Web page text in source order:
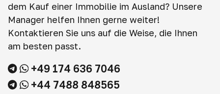
dem Kauf einer Immobilie im Ausland? Unsere
Manager helfen Ihnen gerne weiter!
Kontaktieren Sie uns auf die Weise, die Ihnen
am besten passt.
+49 174 636 7046
+44 7488 848565